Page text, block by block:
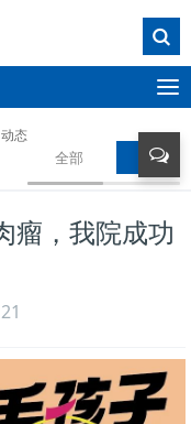
T
o
g
g
l
n
a
t
i
态
全部 公司动
瘤，我院成功